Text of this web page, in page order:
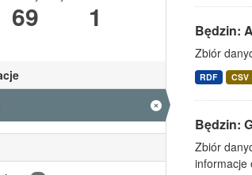
69 1 Będzin:
Zbiór
RDF CSV
Będzin:
Zbiór
informacje